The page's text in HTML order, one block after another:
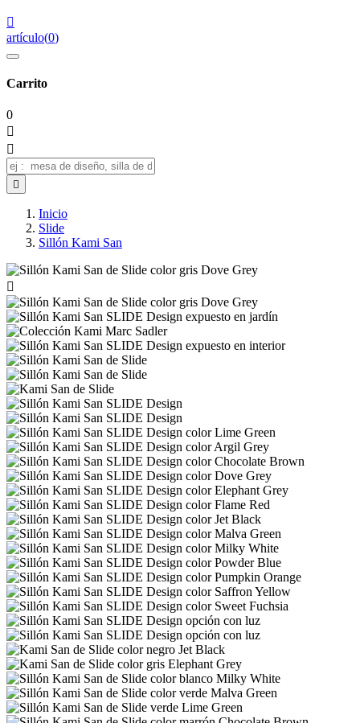

artículo(0)
Carrito
0



Inicio
Slide
Sillón Kami San
